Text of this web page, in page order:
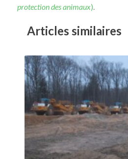
protection des animaux).
Articles similaires